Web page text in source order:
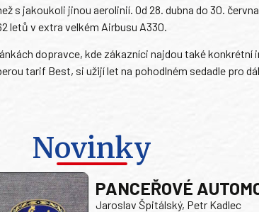
s jakoukoli jinou aerolinií. Od 28. dubna do 30.
letů v extra velkém Airbusu A330.
dopravce, kde zákazníci najdou také konkrétní
tarif Best, si užijí let na pohodlném sedadle pro
Novinky
PANCEŘOVÉ
Jaroslav Špitálský, Petr Kadlec